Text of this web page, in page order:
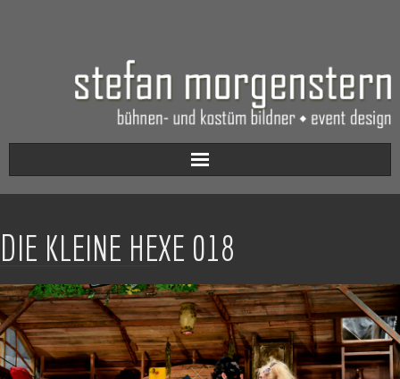
Aktuell
Werkverzeichnis
Biografie
Kontakt
DIE KLEINE HEXE 018